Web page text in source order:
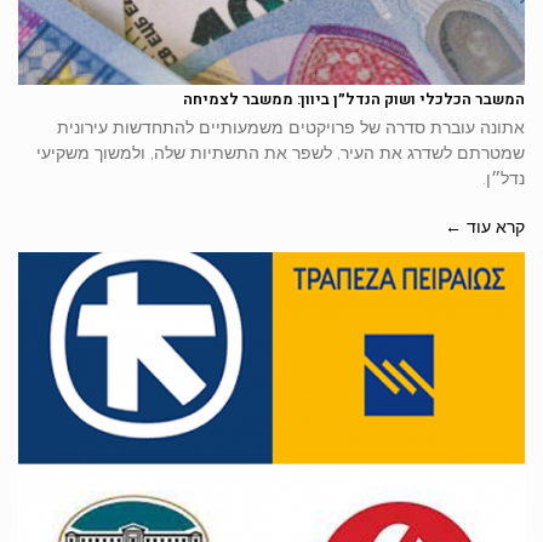
המשבר הכלכלי ושוק הנדל״ן ביוון: ממשבר לצמיחה
אתונה עוברת סדרה של פרויקטים משמעותיים להתחדשות עירונית
שמטרתם לשדרג את העיר, לשפר את התשתיות שלה, ולמשוך משקיעי
נדל״ן.
קרא עוד ←